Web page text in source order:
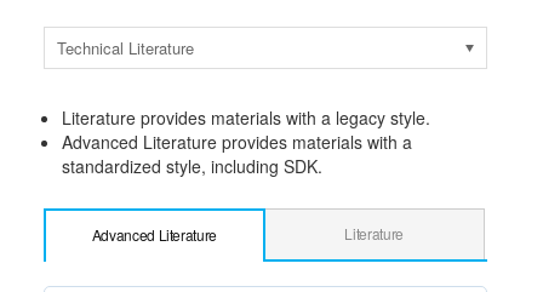
Technical Literature
Literature provides materials with a legacy style.
Advanced Literature provides materials with a
standardized style, including SDK.
Advanced Literature Literature